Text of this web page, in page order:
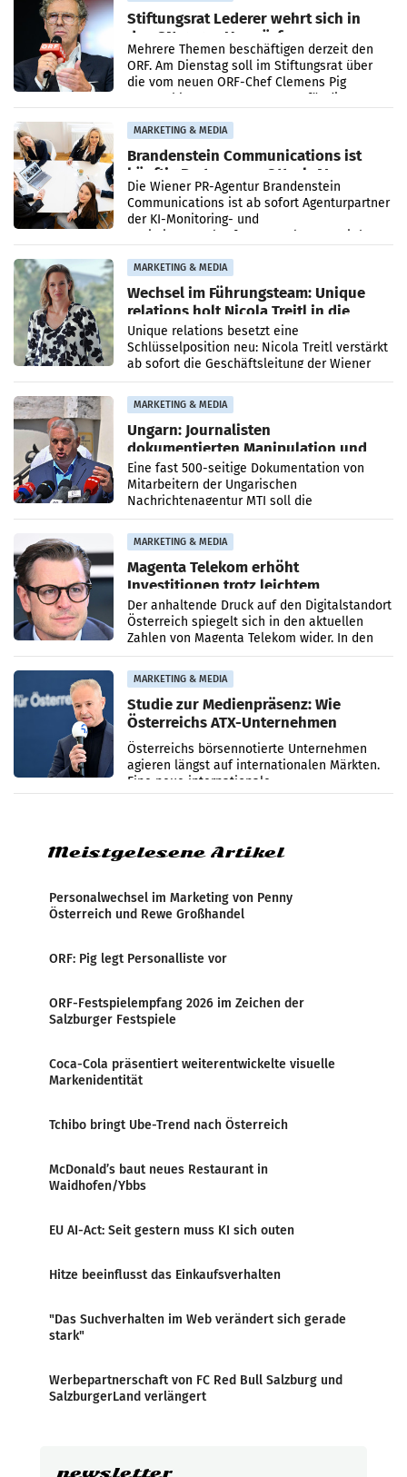
Stiftungsrat Lederer wehrt sich in
den SN gegen Vorwürfe
Mehrere Themen beschäftigen derzeit den
ORF. Am Dienstag soll im Stiftungsrat über
die vom neuen ORF-Chef Clemens Pig
vorgeschlagenen Besetzungen für die
MARKETING & MEDIA
Brandenstein Communications ist
künftig Partner von OtterlyAI
Die Wiener PR-Agentur Brandenstein
Communications ist ab sofort Agenturpartner
der KI-Monitoring- und
Optimierungsplattform OtterlyAI. Damit baut
MARKETING & MEDIA
Wechsel im Führungsteam: Unique
relations holt Nicola Treitl in die
Geschäftsleitung
Unique relations besetzt eine
Schlüsselposition neu: Nicola Treitl verstärkt
ab sofort die Geschäftsleitung der Wiener
PR-Agentur an der Seite von Josef Kalina und
Anna Kalina-Mahr.
MARKETING & MEDIA
Ungarn: Journalisten
dokumentierten Manipulation und
Zensur
Eine fast 500-seitige Dokumentation von
Mitarbeitern der Ungarischen
Nachrichtenagentur MTI soll die
systematische Nachrichten-Manipulation und
Zensur bei der Agentur während der Zeit
MARKETING & MEDIA
Magenta Telekom erhöht
Investitionen trotz leichtem
Umsatzrückgang
Der anhaltende Druck auf den Digitalstandort
Österreich spiegelt sich in den aktuellen
Zahlen von Magenta Telekom wider. In den
ersten sechs Monaten des laufenden Jahres
verzeichnete
MARKETING & MEDIA
Studie zur Medienpräsenz: Wie
Österreichs ATX-Unternehmen
international wahrgenommen
werden
Österreichs börsennotierte Unternehmen
agieren längst auf internationalen Märkten.
Eine neue internationale
Medienresonanzanalyse untersucht die
Meistgelesene Artikel
Personalwechsel im Marketing von Penny
Österreich und Rewe Großhandel
ORF: Pig legt Personalliste vor
ORF-Festspielempfang 2026 im Zeichen der
Salzburger Festspiele
Coca-Cola präsentiert weiterentwickelte visuelle
Markenidentität
Tchibo bringt Ube-Trend nach Österreich
McDonald’s baut neues Restaurant in
Waidhofen/Ybbs
EU AI-Act: Seit gestern muss KI sich outen
Hitze beeinflusst das Einkaufsverhalten
"Das Suchverhalten im Web verändert sich gerade
stark"
Werbepartnerschaft von FC Red Bull Salzburg und
SalzburgerLand verlängert
newsletter